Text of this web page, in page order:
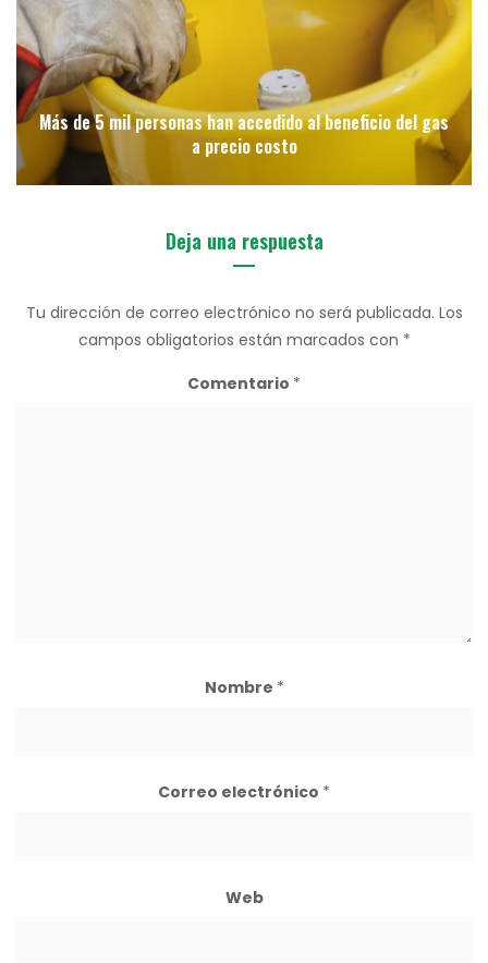
Más de 5 mil personas han accedido al beneficio del gas
a precio costo
Deja una respuesta
Tu dirección de correo electrónico no será publicada. Los
campos obligatorios están marcados con *
Comentario *
Nombre *
Correo electrónico *
Web